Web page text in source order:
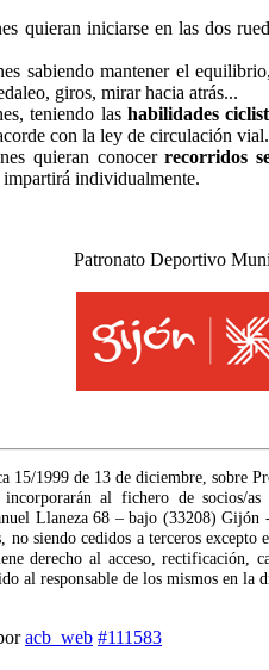
quieran iniciarse en las dos
sabiendo mantener el
giros, mirar hacia atrás...
teniendo las habilidades
con la ley de circulación vial.
quieran conocerrecorridos
individualmente.
Patronato Deportivo
15/1999 de 13 de diciembre, sobre
incorporarán al fichero de socios/
Llaneza 68 – bajo (33208)
no siendo cedidos a terceros
derecho al acceso, rectificación,
al responsable de los mismos en la
acb_web #111583